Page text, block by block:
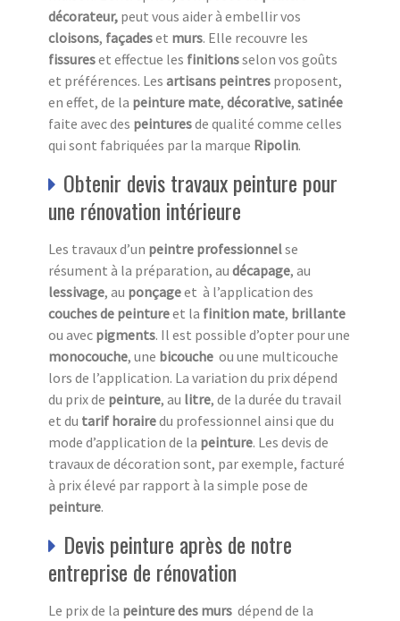
décorateur, peut vous aider à embellir vos
cloisons, façadeset murs. Elle recouvre les
fissureset effectue les finitionsselon vos goûts
et préférences. Les artisans peintres proposent,
en effet, de la peinture mate, décorative, satinée
faite avec des peinturesde qualité comme celles
qui sont fabriquées par la marque Ripolin.
Obtenir devis travaux peinture pour
une rénovation intérieure
Les travaux d’un peintre professionnelse
résument à la préparation, au décapage, au
lessivage, au ponçageet à l’application des
couches de peintureet la finition mate, brillante
ou avec pigments. Il est possible d’opter pour une
monocouche, une bicouche ou une multicouche
lors de l’application. La variation du prix dépend
du prix de peinture, au litre, de la durée du travail
et du tarif horairedu professionnel ainsi que du
mode d’application de la peinture. Les devis de
travaux de décoration sont, par exemple, facturé
à prix élevé par rapport à la simple pose de
peinture.
Devis peinture après de notre
entreprise de rénovation
Le prix de la peinture des murs dépend de la